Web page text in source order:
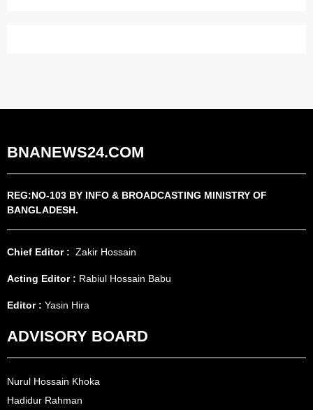
BNANEWS24.COM
REG:NO-103 BY INFO & BROADCASTING MINISTRY OF
BANGLADESH.
Chief Editor : Zakir Hossain
Acting Editor : Rabiul Hossain Babu
Editor : Yasin Hira
ADVISORY BOARD
Nurul Hossain Khoka
Hadidur Rahman